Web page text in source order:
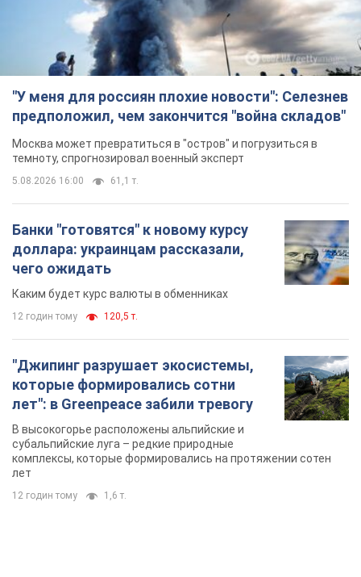
"У меня для россиян плохие новости": Селезнев
предположил, чем закончится "война складов"
Москва может превратиться в "остров" и погрузиться в
темноту, спрогнозировал военный эксперт
5.08.2026 16:00 61,1 т.
Банки "готовятся" к новому курсу
доллара: украинцам рассказали,
чего ожидать
Каким будет курс валюты в обменниках
12 годин тому 120,5 т.
"Джипинг разрушает экосистемы,
которые формировались сотни
лет": в Greenpeace забили тревогу
В высокогорье расположены альпийские и
субальпийские луга – редкие природные
комплексы, которые формировались на протяжении сотен
лет
12 годин тому 1,6 т.